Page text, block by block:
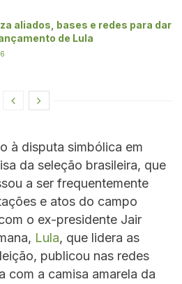
aliados, bases e redes para dar
de Lula
à disputa simbólica em
da seleção brasileira, que
a ser frequentemente
e atos do campo
o ex-presidente Jair
Lula, que lidera as
publicou nas redes
com a camisa amarela da